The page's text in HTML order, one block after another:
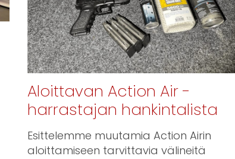
Aloittavan Action Air -
harrastajan hankintalista
Esittelemme muutamia Action Airin
aloittamiseen tarvittavia välineitä